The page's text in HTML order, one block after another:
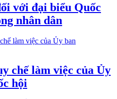
với đại biểu Quốc
nhân dân
chế làm việc của Ủy
hội